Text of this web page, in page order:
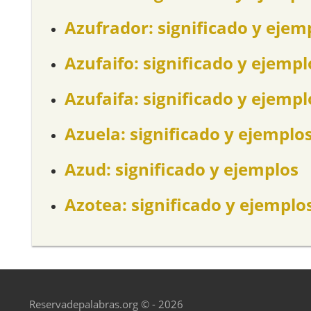
Azufrador: significado y
Azufaifo: significado y
Azufaifa: significado y
Azuela: significado y
Azud: significado y ejemplos
Azotea: significado y
Reservadepalabras.org © - 2026